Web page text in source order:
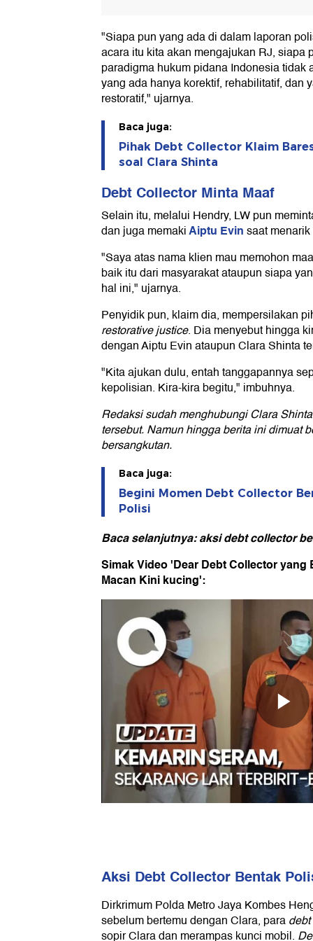
"Siapa pun yang ada di dalam laporan
acara itu kita akan mengajukan RJ, siapa
paradigma hukum pidana Indonesia tidak
yang ada hanya korektif, rehabilitatif, dan
restoratif," ujarnya.
Baca juga:
Pihak Debt Collector Klaim
soal Clara Shinta
Debt Collector Minta Maaf
Selain itu, melalui Hendry, LW pun
dan juga memakiAiptu Evinsaat
"Saya atas nama klien mau memohon
baik itu dari masyarakat ataupun siapa
hal ini," ujarnya.
Penyidik pun, klaim dia, mempersilakan
restorative justice. Dia menyebut hingga
dengan Aiptu Evin ataupun Clara Shinta
"Kita ajukan dulu, entah tanggapannya
kepolisian. Kira-kira begitu," imbuhnya.
Redaksi sudah menghubungi Clara
tersebut. Namun hingga berita ini dimuat
bersangkutan.
Baca juga:
Begini Momen Debt Collector
Polisi
Baca selanjutnya: aksi debt collector
Simak Video 'Dear Debt Collector
Macan Kini kucing':
Aksi Debt Collector Bentak
Dirkrimum Polda Metro Jaya Kombes
sebelum bertemu dengan Clara, para
sopir Clara dan merampas kunci mobil.